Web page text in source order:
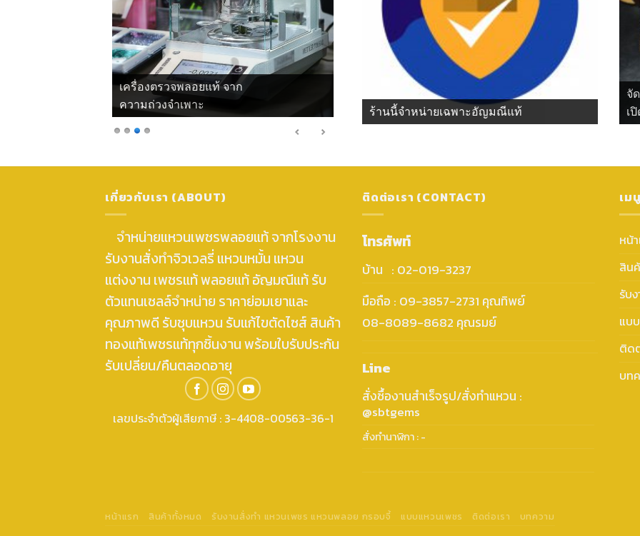
เครื่องตรวจพลอยแท้ จากแสงโพลาไรซ์
ร้านนี้จำหน่ายเฉพาะอัญมณีแท้
จั
เ
เกี่ยวกับเรา (ABOUT)
จำหน่ายแหวนเพชรพลอยแท้ จากโรงงาน
รับงานสั่งทำจิวเวลรี่ แหวนหมั้น แหวน
แต่งงาน เพชรแท้ พลอยแท้ อัญมณีแท้ รับ
ตัวแทนเซลล์จำหน่าย ราคาย่อมเยาและ
คุณภาพดี รับชุบแหวน รับแก้ไขตัดไซส์ สินค้า
ทองแท้เพชรแท้ทุกชิ้นงาน พร้อมใบรับประกัน
รับเปลี่ยน/คืนตลอดอายุ
เลขประจำตัวผู้เสียภาษี : 3-4408-00563-36-1
ติดต่อเรา (CONTACT)
โทรศัพท์
บ้าน : 02-019-3237
มือถือ : 09-3857-2731 คุณทิพย์
08-8089-8682 คุณรมย์
Line
สั่งซื้องานสำเร็จรูป/สั่งทำแหวน :
@sbtgems
สั่งทำนาฬิกา : -
เม
หน้
สิน
รับ
แบ
ติด
บท
หน้าแรก สินค้าทั้งหมด รับงานสั่งทำ แหวนเพชร แหวนพลอย กรอบจี้ แบบแหวนเพชร ติดต่อเรา บทความ